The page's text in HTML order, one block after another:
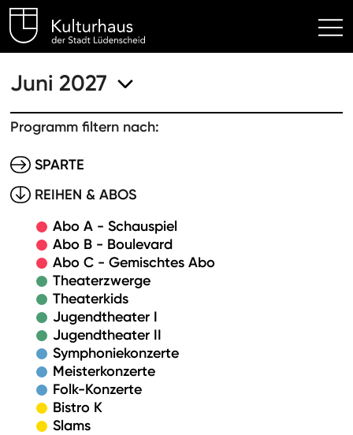
Kulturhaus Lüdenscheid
Juni 2027
Programm filtern nach:
SPARTE
REIHEN & ABOS
Abo A - Schauspiel
Abo B - Boulevard
Abo C - Gemischtes Abo
Theaterzwerge
Theaterkids
Jugendtheater I
Jugendtheater II
Symphoniekonzerte
Meisterkonzerte
Folk-Konzerte
Bistro K
Slams